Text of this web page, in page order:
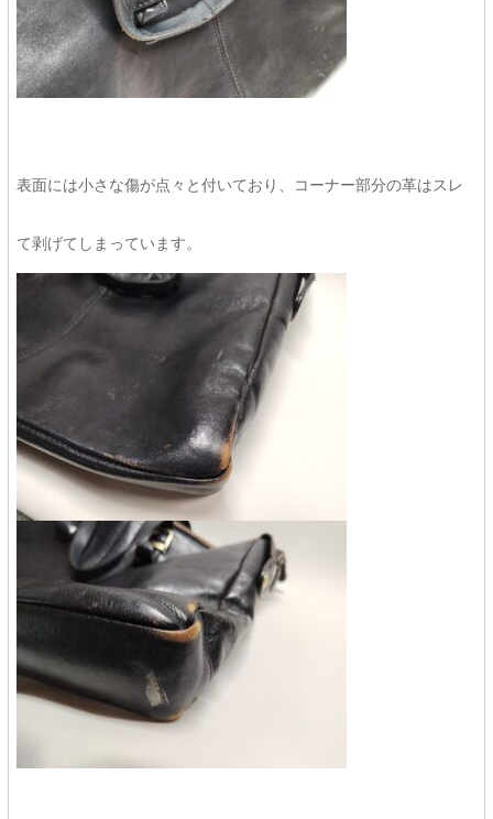
表面には小さな傷が点々と付いており、コーナー部分の革はスレ
て剥げてしまっています。